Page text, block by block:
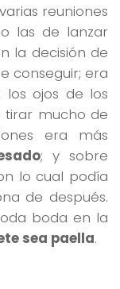
reuniones
las de lanzar
la decisión de
conseguir; era
ojos de los
tirar mucho de
era más
; y sobre
lo cual podía
de después.
boda en la
sea paella.